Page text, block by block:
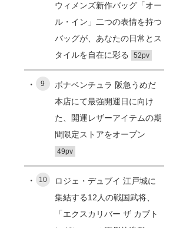
ウィメンズ新作バッグ「オー
ル・イン」二つの表情を持つ
バッグが、あなたの日常とス
タイルを自在に彩る
52pv
9
ボナベンチュラ 阪急うめだ
本店にて最強開運日に向け
た、開運レザーアイテムの期
間限定ストアをオープン
49pv
10
ロジェ・デュブイ 江戸城に
集結する12人の戦国武将、
「エクスカリバー ザ カブト